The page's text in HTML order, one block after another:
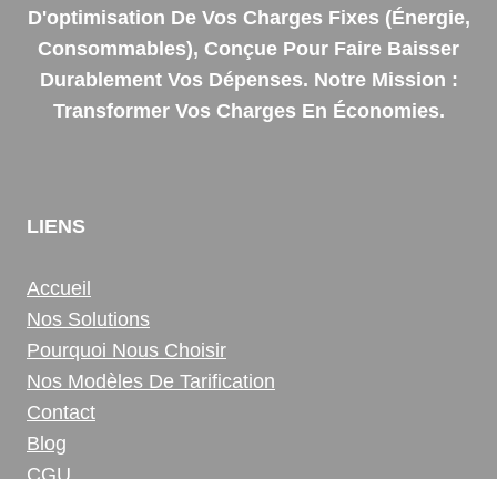
D'optimisation De Vos Charges Fixes (énergie,
Consommables), Conçue Pour Faire Baisser
Durablement Vos Dépenses. Notre Mission :
Transformer Vos Charges En Économies.
LIENS
Accueil
Nos Solutions
Pourquoi Nous Choisir
Nos Modèles De Tarification
Contact
Blog